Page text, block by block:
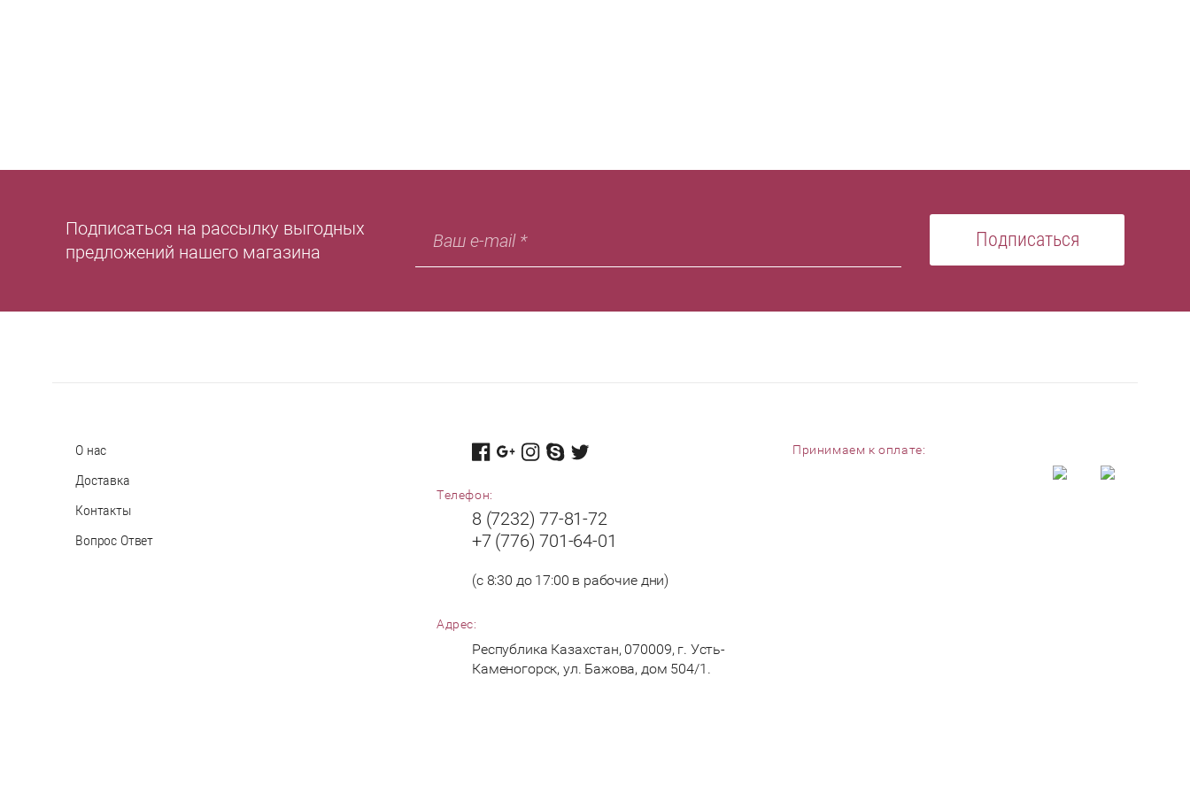
Подписаться на рассылку выгодных
предложений нашего магазина
Подписаться
О нас
Доставка
Контакты
Вопрос Ответ
Телефон:
8 (7232) 77-81-72
+7 (776) 701-64-01
(с 8:30 до 17:00 в рабочие дни)
Адрес:
Республика Казахстан, 070009, г. Усть-
Каменогорск, ул. Бажова, дом 504/1.
Принимаем к оплате: